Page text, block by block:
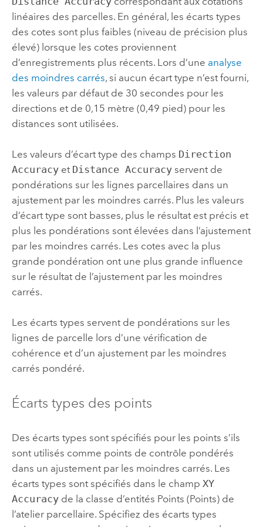
linéaires des parcelles. En général, les écarts types
des cotes sont plus faibles (niveau de précision plus
élevé) lorsque les cotes proviennent
d’enregistrements plus récents. Lors d’une analyse
des moindres carrés, si aucun écart type n’est fourni,
les valeurs par défaut de 30 secondes pour les
directions et de 0,15 mètre (0,49 pied) pour les
distances sont utilisées.
Les valeurs d’écart type des champs Direction
Accuracyet Distance Accuracyservent de
pondérations sur les lignes parcellaires dans un
ajustement par les moindres carrés. Plus les valeurs
d’écart type sont basses, plus le résultat est précis et
plus les pondérations sont élevées dans l’ajustement
par les moindres carrés. Les cotes avec la plus
grande pondération ont une plus grande influence
sur le résultat de l’ajustement par les moindres
carrés.
Les écarts types servent de pondérations sur les
lignes de parcelle lors d’une vérification de
cohérence et d’un ajustement par les moindres
carrés pondéré.
Écarts types des points
Des écarts types sont spécifiés pour les points s’ils
sont utilisés comme points de contrôle pondérés
dans un ajustement par les moindres carrés. Les
écarts types sont spécifiés dans le champ XY
Accuracyde la classe d’entités Points (Points) de
l’atelier parcellaire. Spécifiez des écarts types